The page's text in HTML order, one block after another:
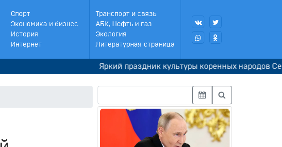
Спорт
Экономика и бизнес
История
Интернет
Транспорт и связь
АБК, Нефть и газ
Экология
Литературная страница
Яркий праздник культуры коренных народов